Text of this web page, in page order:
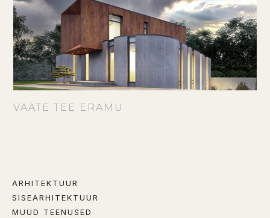
VAATE TEE ERAMU
ARHITEKTUUR
SISEARHITEKTUUR
MUUD TEENUSED